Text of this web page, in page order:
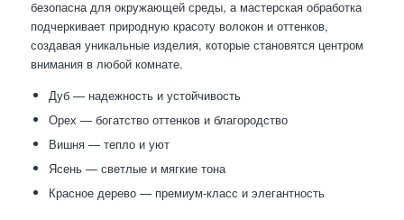
безопасна для окружающей среды, а мастерская обработка
подчеркивает природную красоту волокон и оттенков,
создавая уникальные изделия, которые становятся центром
внимания в любой комнате.
Дуб — надежность и устойчивость
Орех — богатство оттенков и благородство
Вишня — тепло и уют
Ясень — светлые и мягкие тона
Красное дерево — премиум-класс и элегантность